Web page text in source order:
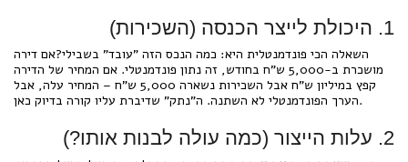
1. היכולת לייצר הכנסה (השכירות)
השאלה הכי פונדמנטלית היא: כמה הנכס הזה "עובד" בשבילי?אם דירה
מושכרת ב-5,000 ש"ח בחודש, זה נתון פונדמנטלי. אם המחיר של הדירה
קפץ במיליון ש"ח אבל השכירות נשארה 5,000 ש"ח – המחיר עלה, אבל
הערך הפונדמנטלי לא השתנה. ה"נתק" שדיברת עליו קורה בדיוק כאן.
2. עלות הייצור (כמה עולה לבנות אותו?)